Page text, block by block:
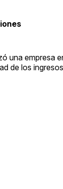
una empresa
de los